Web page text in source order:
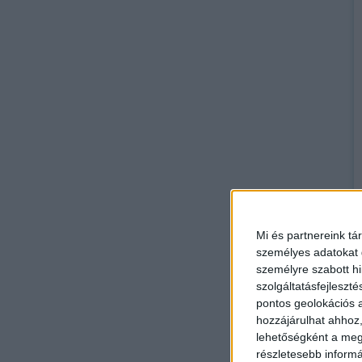
Mi és partnereink
személyes
személyre szabott
pontos geolokációs
hozzájárulhat
lehetőségként a
részletesebb